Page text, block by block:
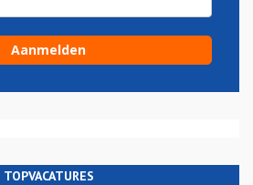
TOPVACATURES